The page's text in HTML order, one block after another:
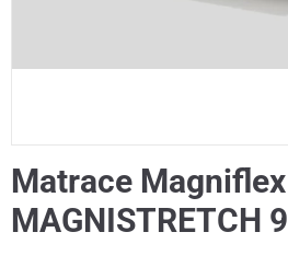
Matrace Magniflex
MAGNISTRETCH 9